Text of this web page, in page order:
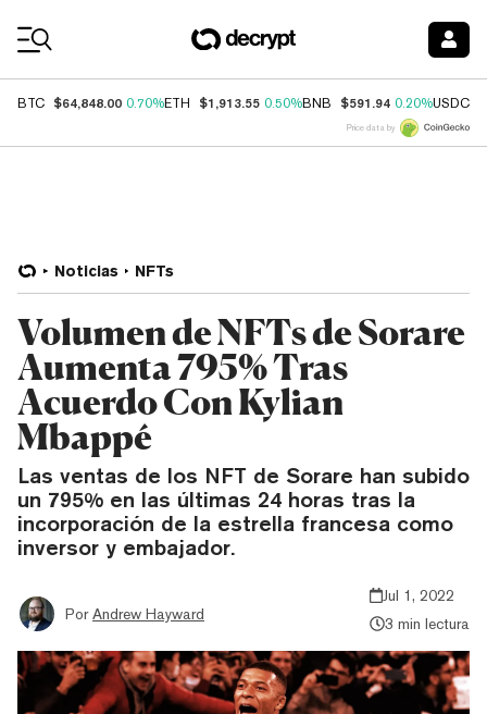
BTC $64,848.00 0.70%ETH $1,913.55 0.50%BNB $591.94 0.20%USDC
Price data by
Noticias NFTs
Volumen de NFTs de Sorare
Aumenta 795% Tras
Acuerdo Con Kylian
Mbappé
Las ventas de los NFT de Sorare han subido
un 795% en las últimas 24 horas tras la
incorporación de la estrella francesa como
inversor y embajador.
Por Andrew Hayward
Jul 1, 2022
3 min lectura